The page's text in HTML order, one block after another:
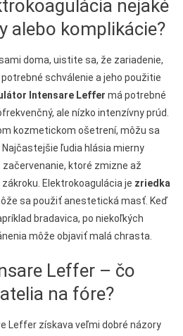
nejaké
alebo komplikácie?
doma, uistite sa, že zariadenie,
schválenie a jeho použitie
Intensare Leffer má potrebné
ale nízko intenzívny prúd.
kozmetickom ošetrení, môžu sa
ľudia hlásia mierny
ktoré zmizne až
Elektrokoagulácia je zriedka
sa použiť anestetická masť. Keď
bradavica, po niekoľkých
môže objaviť malá chrasta.
Leffer – čo
na fóre?
Leffer získava veľmi dobré názory